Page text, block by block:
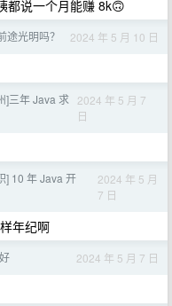
说一个月能赚 8k🙃
途光明吗？ 2024 年 5 月 10 日
]三年 Java 求 2024 年 5 月 7
日
] 10 年 Java 开
2024 年 5 月
7 日
年纪啊
2024 年 5 月 7 日